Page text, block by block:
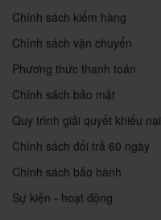
Chính sách kiểm hàng
Chính sách vận chuyển
Phương thức thanh toán
Chính sách bảo mật
Quy trình giải quyết khiếu nại
Chính sách đổi trả 60 ngày
Chính sách bảo hành
Sự kiện - hoạt động